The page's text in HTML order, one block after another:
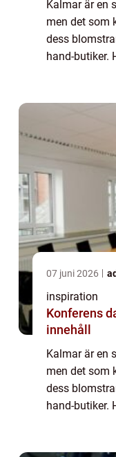
Kalmar är en
men det som
dess
hand-butiker.
07 juni 2026
inspiration
Konferens dalarna när
innehåll
Kalmar är en
men det som
dess
hand-butiker.